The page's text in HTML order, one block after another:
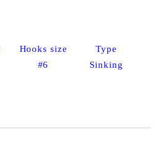
Hooks size
Type
#6 Sinking